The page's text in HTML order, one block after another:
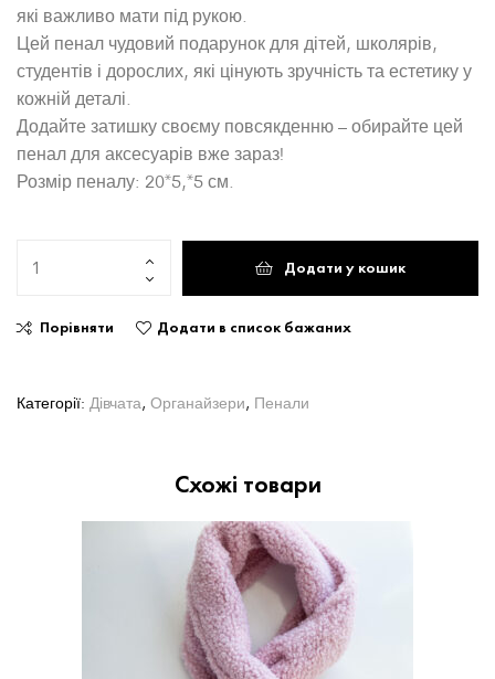
які важливо мати під рукою.
Цей пенал чудовий подарунок для дітей, школярів,
студентів і дорослих, які цінують зручність та естетику у
кожній деталі.
Додайте затишку своєму повсякденню – обирайте цей
пенал для аксесуарів вже зараз!
Розмір пеналу: 20*5,*5 см.
Додати у кошик
Порівняти Додати в список бажаних
Категорії: Дівчата, Органайзери, Пенали
Схожі товари